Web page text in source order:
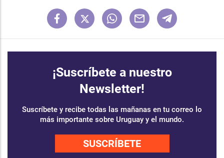
¡Suscríbete a nuestro
Newsletter!
Suscríbete y recibe todas las mañanas en tu correo lo
más importante sobre Uruguay y el mundo.
SUSCRÍBETE